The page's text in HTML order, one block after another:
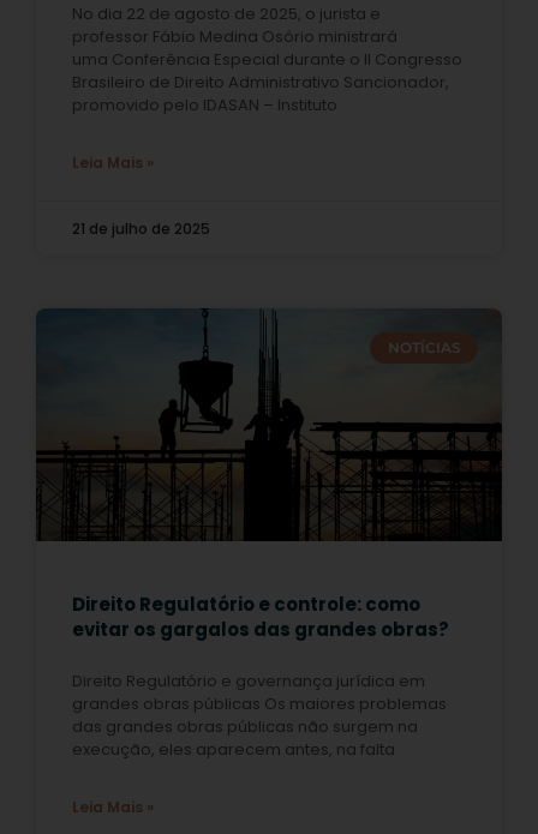
No dia 22 de agosto de 2025, o jurista e
professor Fábio Medina Osório ministrará
uma Conferência Especial durante o II Congresso
Brasileiro de Direito Administrativo Sancionador,
promovido pelo IDASAN – Instituto
Leia Mais »
21 de julho de 2025
NOTÍCIAS
Direito Regulatório e controle: como
evitar os gargalos das grandes obras?
Direito Regulatório e governança jurídica em
grandes obras públicas Os maiores problemas
das grandes obras públicas não surgem na
execução, eles aparecem antes, na falta
Leia Mais »